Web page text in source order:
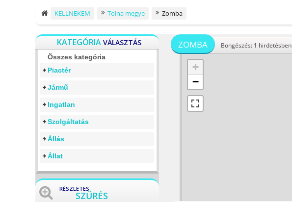
KELLNEKEM Tolna megye Zomba
KATEGÓRIA VÁLASZTÁS
Összes kategória
Piactér
Jármű
Ingatlan
Szolgáltatás
Állás
Állat
RÉSZLETES
SZŰRÉS
ZOMBA Böngészés: 1 hirdetésben
+
−